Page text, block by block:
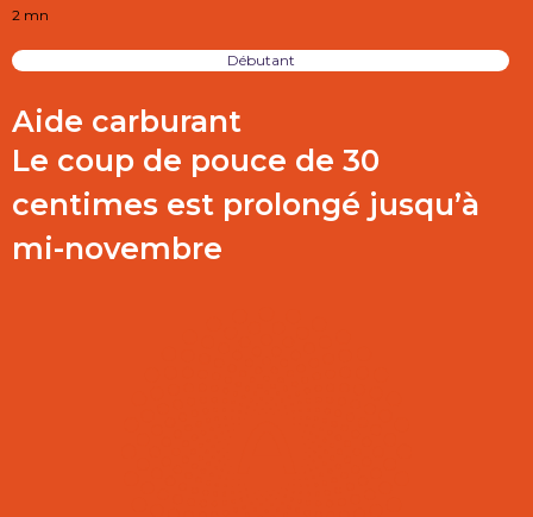
2 mn
Débutant
Aide carburant
Le coup de pouce de 30
centimes est prolongé jusqu’à
mi-novembre